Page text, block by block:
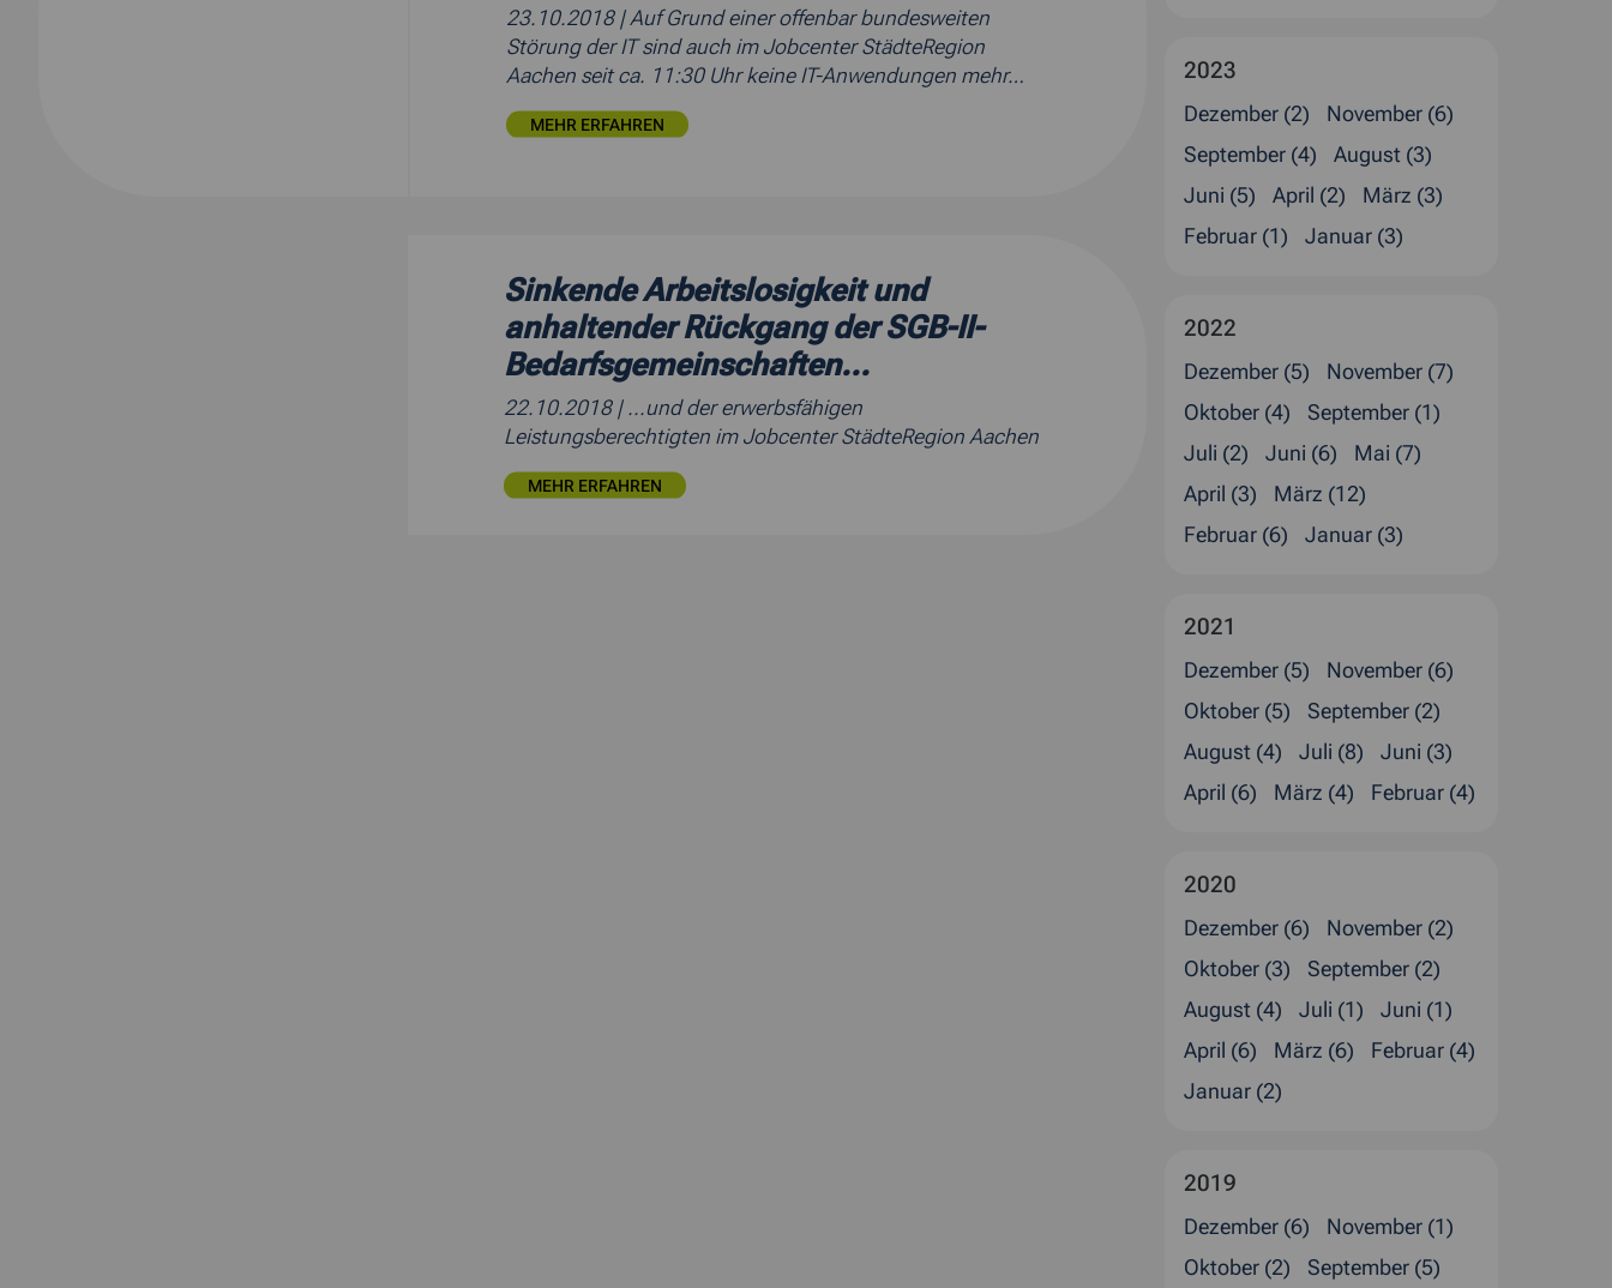
23.10.2018 | Auf Grund einer offenbar bundesweiten
Störung der IT sind auch im Jobcenter StädteRegion
Aachen seit ca. 11:30 Uhr keine IT-Anwendungen mehr…
MEHR ERFAHREN
Sinkende Arbeitslosigkeit und
anhaltender Rückgang der SGB-II-
Bedarfsgemeinschaften...
22.10.2018 | ...und der erwerbsfähigen
Leistungsberechtigten im Jobcenter StädteRegion Aachen
MEHR ERFAHREN
2023
Dezember (2)
November (6)
September (4)
August (3)
Juni (5)
April (2)
März (3)
Februar (1)
Januar (3)
2022
Dezember (5)
November (7)
Oktober (4)
September (1)
Juli (2)
Juni (6)
Mai (7)
April (3)
März (12)
Februar (6)
Januar (3)
2021
Dezember (5)
November (6)
Oktober (5)
September (2)
August (4)
Juli (8)
Juni (3)
April (6)
März (4) Februar (4)
2020
Dezember (6)
November (2)
Oktober (3)
September (2)
August (4)
Juli (1)
Juni (1)
April (6)
März (6)
Februar (4)
Januar (2)
2019
Dezember (6)
November (1)
Oktober (2)
September (5)